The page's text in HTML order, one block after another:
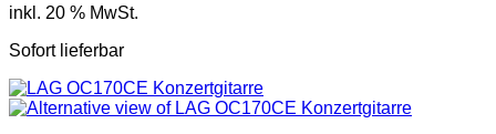
inkl. 20 % MwSt.
Sofort lieferbar